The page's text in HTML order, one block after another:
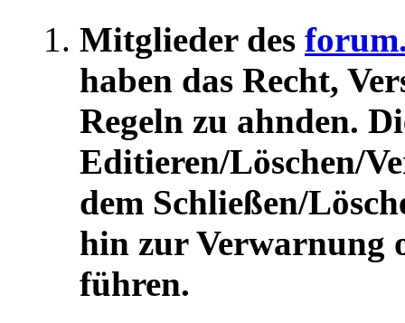
Mitglieder des
haben das Recht,
Regeln zu ahnden.
Editieren/Löschen/
dem Schließen/
hin zur Verwarnung
führen.